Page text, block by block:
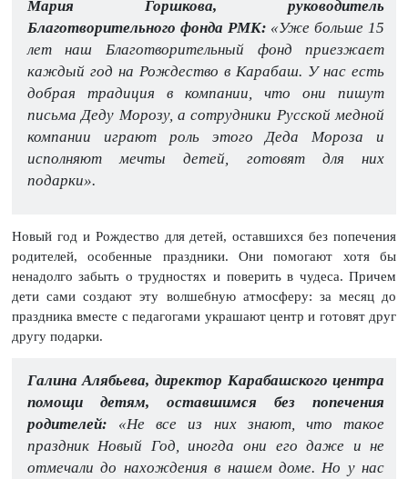
Мария Горшкова, руководитель
Благотворительного фонда РМК: «Уже больше 15
лет наш Благотворительный фонд приезжает
каждый год на Рождество в Карабаш. У нас есть
добрая традиция в компании, что они пишут
письма Деду Морозу, а сотрудники Русской медной
компании играют роль этого Деда Мороза и
исполняют мечты детей, готовят для них
подарки».
Новый год и Рождество для детей, оставшихся без попечения
родителей, особенные праздники. Они помогают хотя бы
ненадолго забыть о трудностях и поверить в чудеса. Причем
дети сами создают эту волшебную атмосферу: за месяц до
праздника вместе с педагогами украшают центр и готовят друг
другу подарки.
Галина Алябьева, директор Карабашского центра
помощи детям, оставшимся без попечения
родителей: «Не все из них знают, что такое
праздник Новый Год, иногда они его даже и не
отмечали до нахождения в нашем доме. Но у нас